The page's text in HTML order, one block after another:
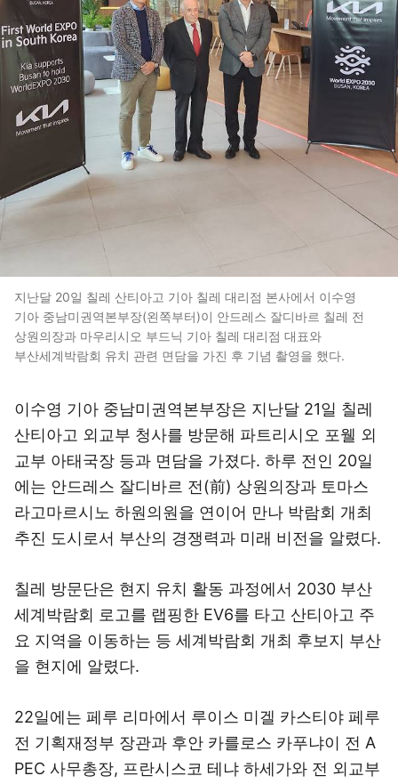
지난달 20일 칠레 산티아고 기아 칠레 대리점 본사에서 이수영
기아 중남미권역본부장(왼쪽부터)이 안드레스 잘디바르 칠레 전
상원의장과 마우리시오 부드닉 기아 칠레 대리점 대표와
부산세계박람회 유치 관련 면담을 가진 후 기념 촬영을 했다.
이수영 기아 중남미권역본부장은 지난달 21일 칠레
산티아고 외교부 청사를 방문해 파트리시오 포웰 외
교부 아태국장 등과 면담을 가졌다. 하루 전인 20일
에는 안드레스 잘디바르 전(前) 상원의장과 토마스
라고마르시노 하원의원을 연이어 만나 박람회 개최
추진 도시로서 부산의 경쟁력과 미래 비전을 알렸다.
칠레 방문단은 현지 유치 활동 과정에서 2030 부산
세계박람회 로고를 랩핑한 EV6를 타고 산티아고 주
요 지역을 이동하는 등 세계박람회 개최 후보지 부산
을 현지에 알렸다.
22일에는 페루 리마에서 루이스 미겔 카스티야 페루
전 기획재정부 장관과 후안 카를로스 카푸냐이 전 A
PEC 사무총장, 프란시스코 테냐 하세가와 전 외교부